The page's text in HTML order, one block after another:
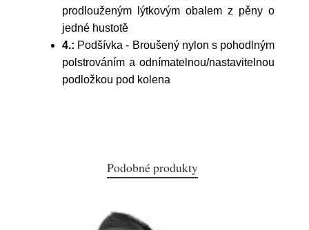
prodlouženým lýtkovým obalem z pěny o
jedné hustotě
4.: Podšívka - Broušený nylon s pohodlným
polstrováním a odnímatelnou/nastavitelnou
podložkou pod kolena
Podobné produkty